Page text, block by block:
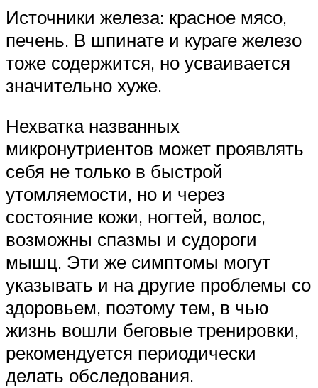
Источники железа: красное мясо,
печень. В шпинате и кураге железо
тоже содержится, но усваивается
значительно хуже.
Нехватка названных
микронутриентов может проявлять
себя не только в быстрой
утомляемости, но и через
состояние кожи, ногтей, волос,
возможны спазмы и судороги
мышц. Эти же симптомы могут
указывать и на другие проблемы со
здоровьем, поэтому тем, в чью
жизнь вошли беговые тренировки,
рекомендуется периодически
делать обследования.